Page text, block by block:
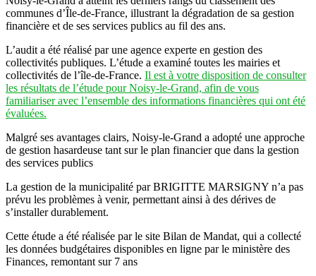
communes d’Île-de-France, illustrant la dégradation de sa gestion
financière et de ses services publics au fil des ans.
L’audit a été réalisé par une agence experte en gestion des
collectivités publiques. L’étude a examiné toutes les mairies et
collectivités de l’île-de-France. Il est à votre disposition de consulter
les résultats de l’étude pour Noisy-le-Grand, afin de vous
familiariser avec l’ensemble des informations financières qui ont été
évaluées.
Malgré ses avantages clairs, Noisy-le-Grand a adopté une approche
de gestion hasardeuse tant sur le plan financier que dans la gestion
des services publics
La gestion de la municipalité par BRIGITTE MARSIGNY n’a pas
prévu les problèmes à venir, permettant ainsi à des dérives de
s’installer durablement.
Cette étude a été réalisée par le site Bilan de Mandat, qui a collecté
les données budgétaires disponibles en ligne par le ministère des
Finances, remontant sur 7 ans